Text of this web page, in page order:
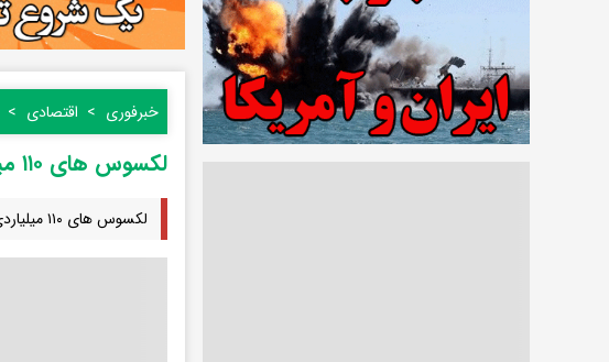
خبرفوری اقتصادی
لکسوس های ۱۱۰ میلیاردی پلاک ملی در تهران/ ویدئو
لکسوس های ۱۱۰ میلیاردی که این روزها فروششان در فضای رسانه‌ها خبرساز شده بود پلاک ملی خوردند.